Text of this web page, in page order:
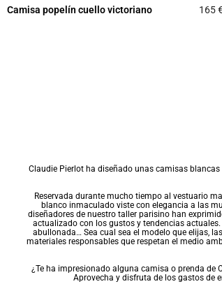
Camisa popelín cuello victoriano 165
Claudie Pierlot ha diseñado unas camisas
Reservada durante mucho tiempo al vestuario
blanco inmaculado viste con elegancia a las
diseñadores de nuestro taller parisino han
actualizado con los gustos y tendencias
abullonada… Sea cual sea el modelo que elijas,
materiales responsables que respetan el medio
¿Te ha impresionado alguna camisa o prenda de
Aprovecha y disfruta de los gastos de